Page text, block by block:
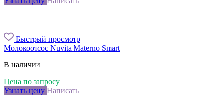
Быстрый просмотр
Молокоотсос Nuvita Materno Smart
В наличии
Цена по запросу
Узнать цену Написать